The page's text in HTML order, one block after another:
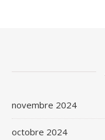
novembre 2024
octobre 2024